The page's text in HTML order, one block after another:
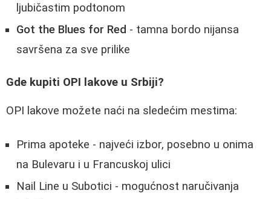
ljubičastim podtonom
Got the Blues for Red - tamna bordo nijansa
savršena za sve prilike
Gde kupiti OPI lakove u Srbiji?
OPI lakove možete naći na sledećim mestima:
Prima apoteke - najveći izbor, posebno u onima
na Bulevaru i u Francuskoj ulici
Nail Line u Subotici - mogućnost naručivanja